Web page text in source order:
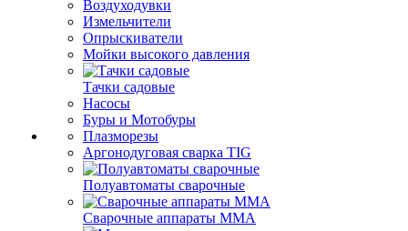
Воздуходувки
Измельчители
Опрыскиватели
Мойки высокого давления
Тачки садовые
Насосы
Буры и Мотобуры
Плазморезы
Аргонодуговая сварка TIG
Полуавтоматы сварочные
Сварочные аппараты ММА